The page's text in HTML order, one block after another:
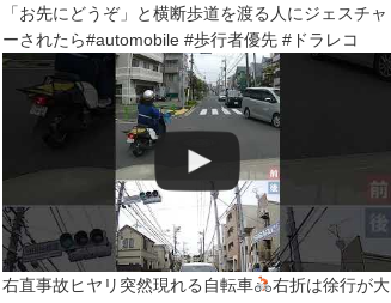
「お先にどうぞ」と横断歩道を渡る人にジェスチャ
ーされたら#automobile #歩行者優先 #ドラレコ
右直事故ヒヤリ突然現れる自転車
右折は徐行が大